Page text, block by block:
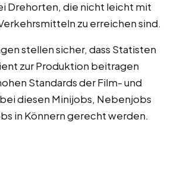
Drehorten, die nicht leicht mit
zu erreichen sind.
stellen sicher, dass Statisten
zur Produktion beitragen
Standards der Film- und
diesen Minijobs, Nebenjobs
in Könnern gerecht werden.